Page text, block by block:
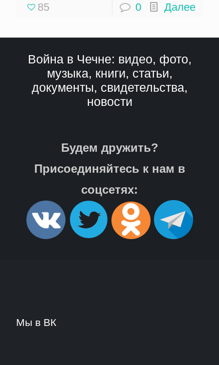
85 0 Далее
Война в Чечне: видео, фото,
музыка, книги, статьи,
документы, свидетельства,
новости
Будем дружить?
Присоединяйтесь к нам в
соцсетях:
Мы в ВК